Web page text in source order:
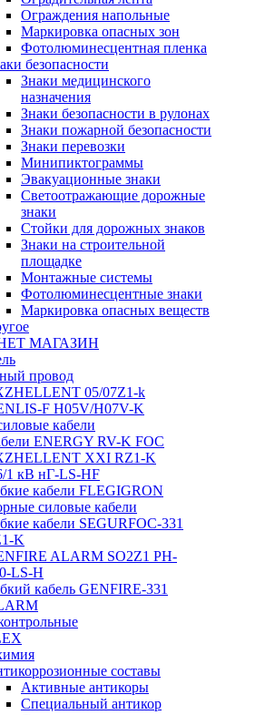
Ограждения напольные
Маркировка опасных зон
Фотолюминесцентная пленка
безопасности
Знаки медицинского
назначения
Знаки безопасности в рулонах
Знаки пожарной безопасности
Знаки перевозки
Минипиктограммы
Эвакуационные знаки
Светоотражающие дорожные
знаки
Стойки для дорожных знаков
Знаки на строительной
площадке
Монтажные системы
Фотолюминесцентные знаки
Маркировка опасных веществ
МАГАЗИН
провод
05/07Z1-k
F Н05V/H07V-K
кабели
ENERGY RV-K FOC
XXI RZ1-K
1 кВ нГ-LS-HF
кабели FLEGIGRON
силовые кабели
кабели SEGURFOC-331
K
ALARM SO2Z1 PH-
LS-H
кабель GENFIRE-331
составы
Активные антикоры
Специальный антикор